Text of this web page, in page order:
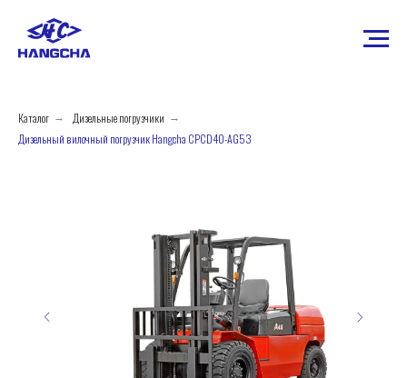
Каталог → Дизельные погрузчики →
Дизельный вилочный погрузчик Hangcha CPCD40-AG53